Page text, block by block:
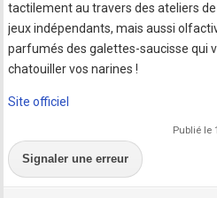
tactilement au travers des ateliers
jeux indépendants, mais aussi
parfumés des galettes-saucisse qui
chatouiller vos narines !
Site officiel
Publié le
Signaler une erreur